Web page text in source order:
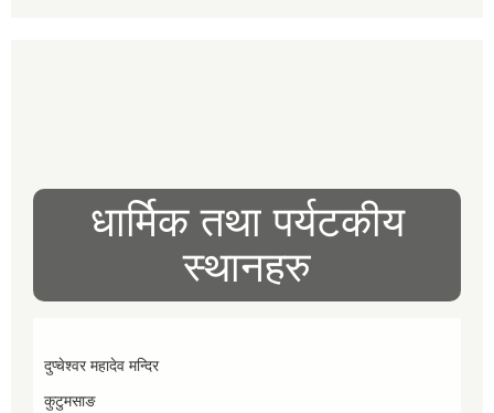
धार्मिक तथा पर्यटकीय
स्थानहरु
दुप्चेश्वर महादेव मन्दिर
कुटुमसाङ